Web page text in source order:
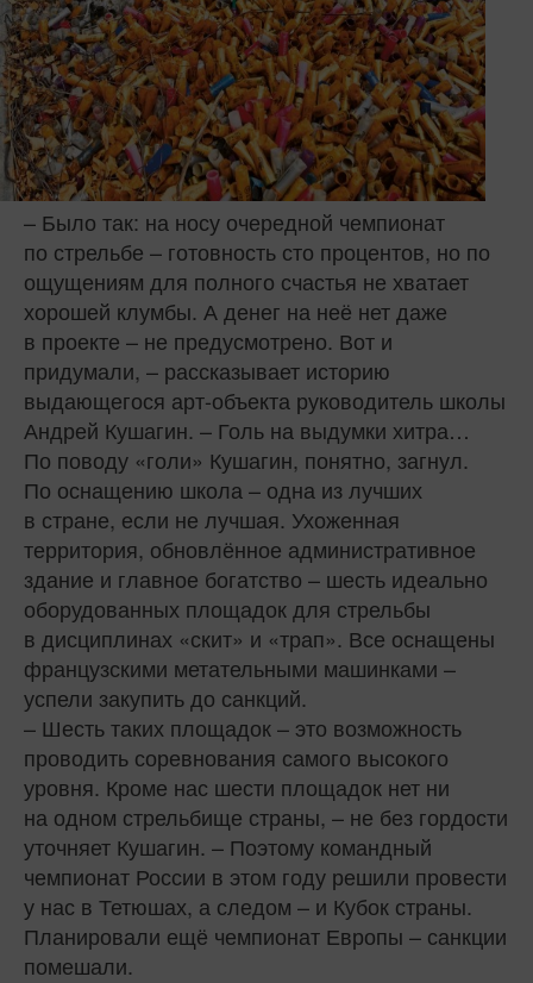
– Было так: на носу очередной чемпионат
по стрельбе – готовность сто процентов, но по
ощущениям для полного счастья не хватает
хорошей клумбы. А денег на неё нет даже
в проекте – не предусмотрено. Вот и
придумали, – рассказывает историю
выдающегося арт-объекта руководитель школы
Андрей Кушагин. – Голь на выдумки хитра…
По поводу «голи» Кушагин, понятно, загнул.
По оснащению школа – одна из лучших
в стране, если не лучшая. Ухоженная
территория, обновлённое административное
здание и главное богатство – шесть идеально
оборудованных площадок для стрельбы
в дисциплинах «скит» и «трап». Все оснащены
французскими метательными машинками –
успели закупить до санкций.
– Шесть таких площадок – это возможность
проводить соревнования самого высокого
уровня. Кроме нас шести площадок нет ни
на одном стрельбище страны, – не без гордости
уточняет Кушагин. – Поэтому командный
чемпионат России в этом году решили провести
у нас в Тетюшах, а следом – и Кубок страны.
Планировали ещё чемпионат Европы – санкции
помешали.